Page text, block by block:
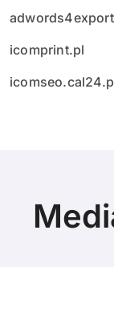
icomprint.pl